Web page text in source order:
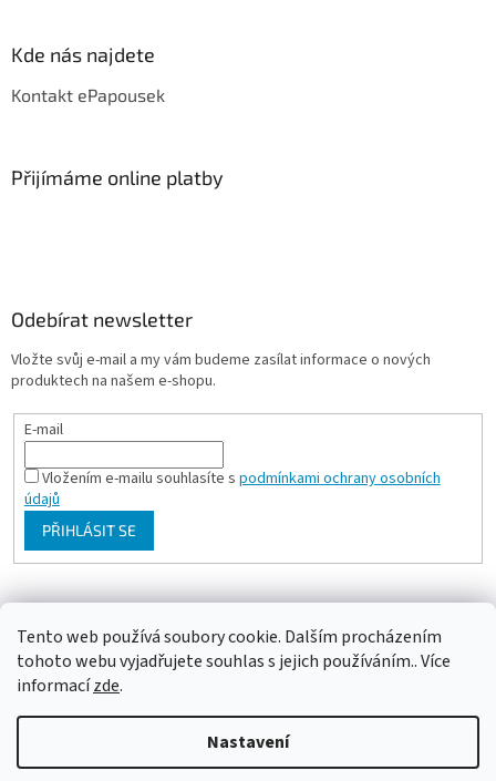
Tento web používá soubory cookie. Dalším procházením
tohoto webu vyjadřujete souhlas s jejich používáním.. Více
informacízde.
Nastavení
Kde nás najdete
Kontakt ePapousek
Přijímáme online platby
Odebírat newsletter
Vložte svůj e-mail a my vám budeme zasílat informace o nových
produktech na našem e-shopu.
E-mail
Vložením e-mailu souhlasíte s podmínkami ochrany osobních
údajů
PŘIHLÁSIT SE